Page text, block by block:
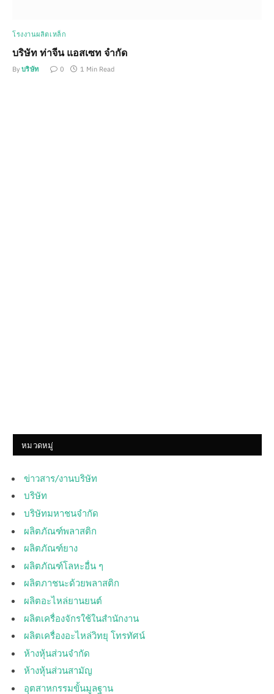
โรงงานผลิตเหล็ก
บริษัท ท่าจีน แอสเซท จำกัด
By บริษัท 0 1 Min Read
หมวดหมู่
ข่าวสาร/งานบริษัท
บริษัท
บริษัทมหาชนจำกัด
ผลิตภัณฑ์พลาสติก
ผลิตภัณฑ์ยาง
ผลิตภัณฑ์โลหะอื่น ๆ
ผลิตภาชนะด้วยพลาสติก
ผลิตอะไหล่ยานยนต์
ผลิตเครื่องจักรใช้ในสำนักงาน
ผลิตเครื่องอะไหล่วิทยุ โทรทัศน์
ห้างหุ้นส่วนจำกัด
ห้างหุ้นส่วนสามัญ
อุตสาหกรรมขั้นมูลฐาน